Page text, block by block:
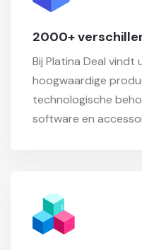
2000+
Bij Platina Deal
hoogwaardige
technologische
software en